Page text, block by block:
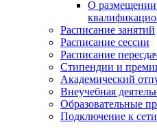
О
Расписание занятий
Расписание сессии
Расписание
Стипендии и
Академический
Внеучебная
Образовательные
Подключение к